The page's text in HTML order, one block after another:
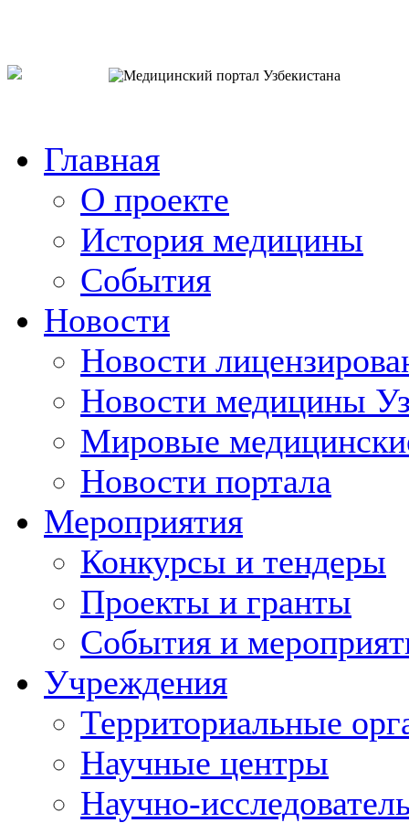
Главная
О проекте
История медицины
События
Новости
Новости
Новости медицины
Мировые
Новости портала
Мероприятия
Конкурсы и тендеры
Проекты и гранты
События и
Учреждения
Территориальные
Научные центры
Научно-